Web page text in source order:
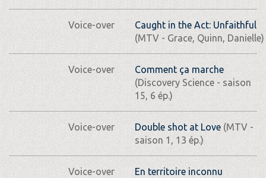
Voice-over
Caught in the Act: Unfaithful
(MTV - Grace, Quinn, Danielle)
Voice-over
Comment ça marche
(Discovery Science - saison
15, 6 ép.)
Voice-over Double shot at Love(MTV -
saison 1, 13 ép.)
Voice-over
En territoire inconnu